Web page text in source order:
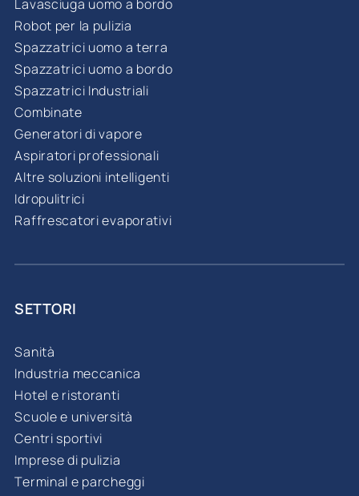
Lavasciuga uomo a bordo
Robot per la pulizia
Spazzatrici uomo a terra
Spazzatrici uomo a bordo
Spazzatrici Industriali
Combinate
Generatori di vapore
Aspiratori professionali
Altre soluzioni intelligenti
Idropulitrici
Raffrescatori evaporativi
SETTORI
Sanità
Industria meccanica
Hotel e ristoranti
Scuole e università
Centri sportivi
Imprese di pulizia
Terminal e parcheggi